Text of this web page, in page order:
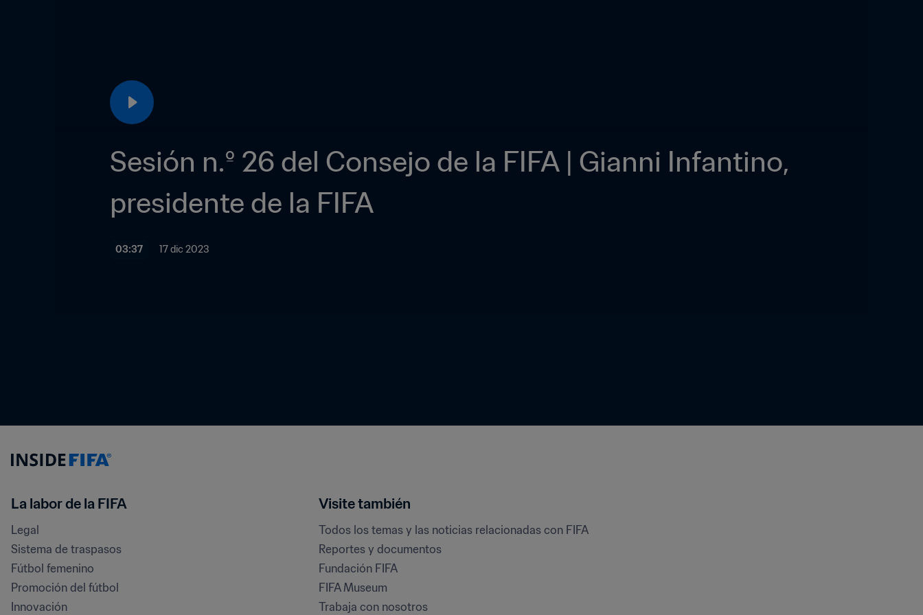
Sesión n.º 26 del Consejo de la FIFA | Gianni Infantino,
presidente de la FIFA
03:37 17 dic 2023
La labor de la FIFA
Legal
Sistema de traspasos
Fútbol femenino
Promoción del fútbol
Innovación
Visite también
Todos los temas y las noticias relacionadas con FIFA
Reportes y documentos
Fundación FIFA
FIFA Museum
Trabaja con nosotros